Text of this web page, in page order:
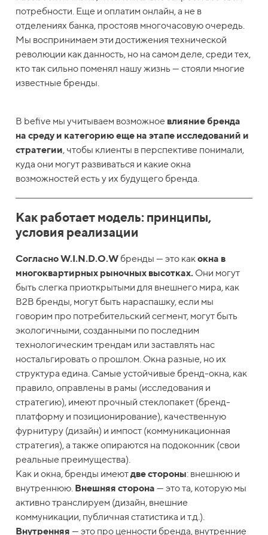
потребности. Еще и оплатим онлайн, а не в
отделениях банка, простояв многочасовую очередь.
Мы воспринимаем эти достижения технической
революции как данность, но на самом деле, среди тех,
кто так сильно поменял нашу жизнь — стояли многие
известные бренды.
В befive мы учитываем возможное влияние бренда
на среду и категорию еще на этапе исследований и
стратегии, чтобы клиенты в перспективе понимали,
куда они могут развиваться и какие окна
возможностей есть у их будущего бренда.
Как работает модель: принципы,
условия реализации
Согласно W.I.N.D.O.W бренды — это какокна в
многоквартирных рыночных высотках. Они могут
быть слегка приоткрытыми для внешнего мира, как
B2B бренды, могут быть нараспашку, если мы
говорим про потребительский сегмент, могут быть
экологичными, созданными по последним
технологическим трендам или заставлять нас
ностальгировать о прошлом. Окна разные, но их
структура едина. Самые устойчивые бренд-окна, как
правило, оправлены в рамы (исследования и
стратегию), имеют прочный стеклопакет (бренд-
платформу и позиционирование), качественную
фурнитуру (дизайн) и импост (коммуникационная
стратегия), а также опираются на подоконник (свои
реальные преимущества).
Как и окна, бренды имеютдве стороны: внешнюю и
внутреннюю. Внешняя сторона — это та, которую мы
активно транслируем (дизайн, внешние
коммуникации, публичная статистика и т.д.).
Внутренняя — это про ценности бренда, внутренние